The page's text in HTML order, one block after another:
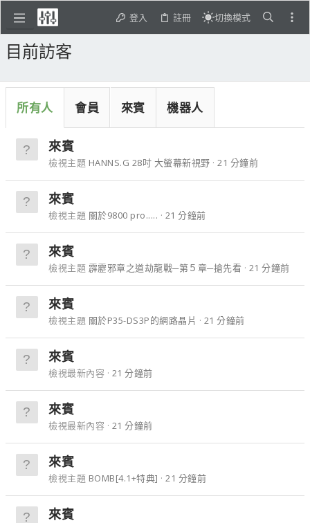
登入 註冊 切換模式
目前訪客
所有人 會員 來賓 機器人
來賓
檢視主題 HANNS.G 28吋 大螢幕新視野 21 分鐘前
來賓
檢視主題 關於9800 pro..... 21 分鐘前
來賓
檢視主題 霹靂邪章之道劫龍戰─第５章─搶先看 21 分鐘前
來賓
檢視主題 關於P35-DS3P的網路晶片 21 分鐘前
來賓
檢視最新內容 21 分鐘前
來賓
檢視最新內容 21 分鐘前
來賓
檢視主題 BOMB[4.1+特典] 21 分鐘前
來賓